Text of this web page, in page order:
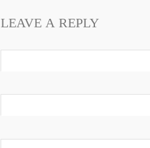
LEAVE A REPLY